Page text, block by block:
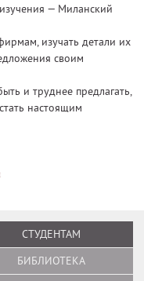
— Миланский
изучать детали их
своим
и труднее предлагать,
настоящим
СТУДЕНТАМ
БИБЛИОТЕКА